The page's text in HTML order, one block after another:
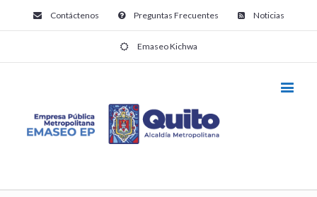
Contáctenos Preguntas Frecuentes Noticias
Emaseo Kichwa